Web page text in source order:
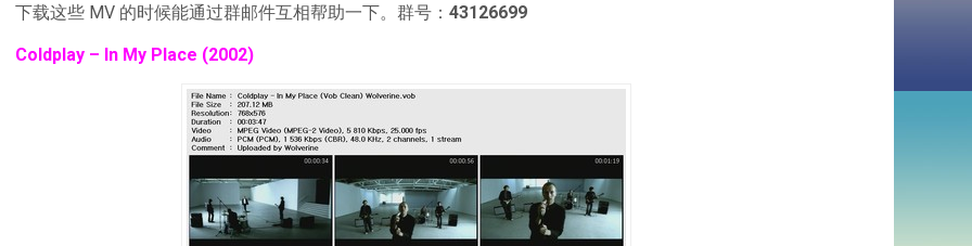
下载这些 MV 的时候能通过群邮件互相帮助一下。群号： 43126699
Coldplay – In My Place (2002)